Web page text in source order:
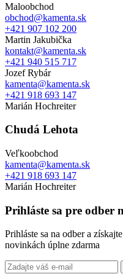
Maloobchod
obchod@kamenta.sk
+421 907 102 200
Martin Jakubička
kontakt@kamenta.sk
+421 940 515 717
Jozef Rybár
kamenta@kamenta.sk
+421 918 693 147
Marián Hochreiter
Chudá Lehota
Veľkoobchod
kamenta@kamenta.sk
+421 918 693 147
Marián Hochreiter
Prihláste sa pre odber
Prihláste sa na odber a
novinkách úplne zdarma